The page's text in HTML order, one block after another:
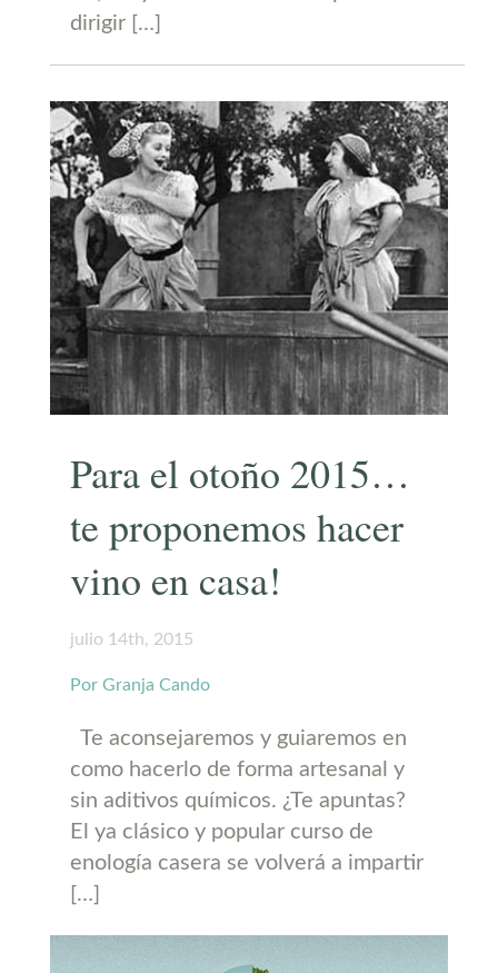
dirigir […]
Para el otoño 2015…
te proponemos hacer
vino en casa!
julio 14th, 2015
Por Granja Cando
Te aconsejaremos y guiaremos en
como hacerlo de forma artesanal y
sin aditivos químicos. ¿Te apuntas?
El ya clásico y popular curso de
enología casera se volverá a impartir
[…]